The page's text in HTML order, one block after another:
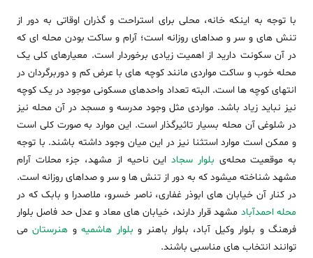
با توجه به اینکه خانه، محلی برای استراحت و گذران اوقاتی به دور از
تنش های و سر و صداهای روزانه است؛ آرام و ساکت بودن محله ای که
در آن سکونت دارید از اهمیت زیادی برخوردار است. معیارهای کلی یک
محله خوب و ساکت مواردی مانند کوچه های با عرض کم و دوربرگردان در
انتهای کوچه ها است. البته تعداد واحدهای مسکونی موجود در یک کوچه
نیز نباید زیاد باشد. مواردی مثل وجود مدرسه و مسجد در آن محله نیز
در شلوغی آن محله بسیار تاثیرگذار است. این موارد به صورت کلی است
و ممکن است موارد استثنا نیز در این میان وجود داشته باشند. با توجه
به موقعیت محله‌ی بلوار سجاداین ناحیه از مشهد، جزء محلات آرام
مشهد شناخته میشود که به دور از تنش ها و سر و صداهای روزانه است.
در کنار آن خیابان های ابوذر غفاری، ناصر خسرو، ملاصدرا و بابک که در
محله احمدآباد مشهد قرار دارند، خیابان های معاد و عدل حد فاصل بلوار
فرهنگ و بلوار وکیل آباد، بلوار باهنر و بلوار هاشمیهو هنرستان می
توانند انتخاب های مناسبی باشند.